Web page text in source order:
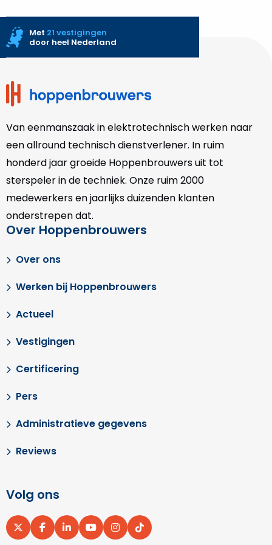
Site
Met 21 vestigingen
door heel Nederland
Van eenmanszaak in elektrotechnisch werken naar
een allround technisch dienstverlener. In ruim
honderd jaar groeide Hoppenbrouwers uit tot
sterspeler in de techniek. Onze ruim 2000
medewerkers en jaarlijks duizenden klanten
onderstrepen dat.
Over Hoppenbrouwers
Over ons
Werken bij Hoppenbrouwers
Actueel
Vestigingen
Certificering
Pers
Administratieve gegevens
Reviews
Volg ons
Ga
Ga
Ga
Ga
Ga
Ga